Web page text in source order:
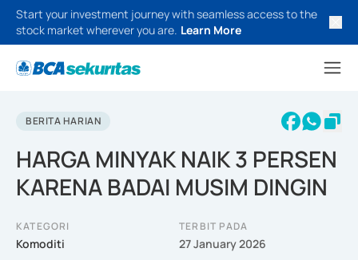
Start your investment journey with seamless access to the
stock market wherever you are. Learn More
BERITA HARIAN
HARGA MINYAK NAIK 3 PERSEN
KARENA BADAI MUSIM DINGIN
KATEGORI
Komoditi
TERBIT PADA
27 January 2026